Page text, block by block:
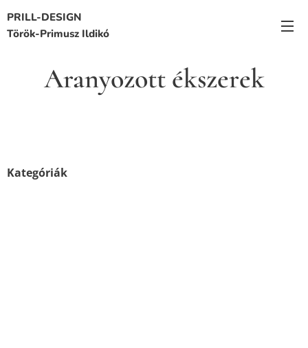
PRILL-DESIGN
Török-Primusz Ildikó
Aranyozott ékszerek
Kategóriák